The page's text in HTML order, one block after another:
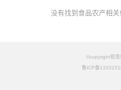
没有找到食品农产相关
©copyright铭竟
鲁ICP备